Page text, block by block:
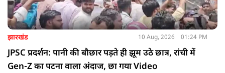
झारखंड 10 Aug, 2026 01:24 PM
JPSC प्रदर्शन: पानी की बौछार पड़ते ही झूम उठे छात्र, रांची में
Gen-Z का पटना वाला अंदाज, छा गया Video